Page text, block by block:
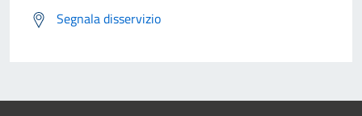
Segnala disservizio